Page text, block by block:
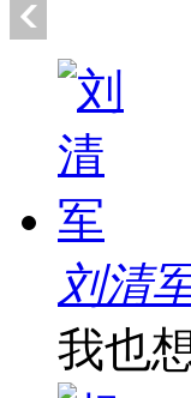
刘清
我也